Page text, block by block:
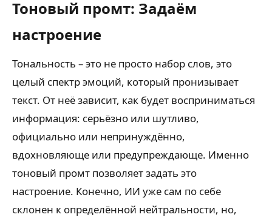
Тоновый промт: Задаём
настроение
Тональность – это не просто набор слов, это
целый спектр эмоций, который пронизывает
текст. От неё зависит, как будет восприниматься
информация: серьёзно или шутливо,
официально или непринуждённо,
вдохновляюще или предупреждающе. Именно
тоновый промт позволяет задать это
настроение. Конечно, ИИ уже сам по себе
склонен к определённой нейтральности, но,